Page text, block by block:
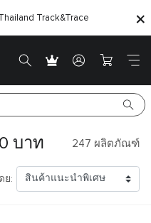
Track&Trace
บาท 247 ผลิตภัณฑ์
ย: